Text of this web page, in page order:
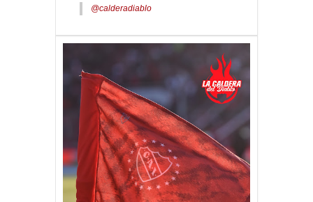
@calderadiablo